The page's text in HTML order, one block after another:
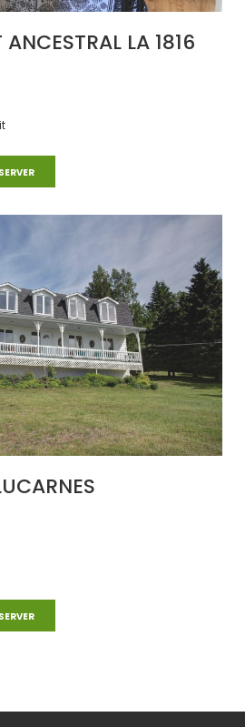
LA 1816
LA 1816
APPARTEMENT ANCESTRAL LA 1816
MAISON AUX LUCARNES